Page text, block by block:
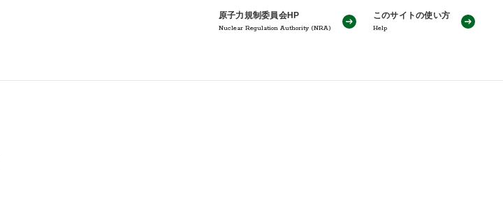
原子力規制委員会HP
Nuclear Regulation Authority (NRA)
このサイトの使い方
Help